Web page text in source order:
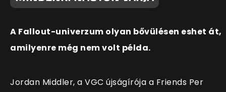
A Fallout-univerzum olyan bővülésen eshet át,
amilyenre még nem volt példa.
Jordan Middler, a VGC újságírója a Friends Per